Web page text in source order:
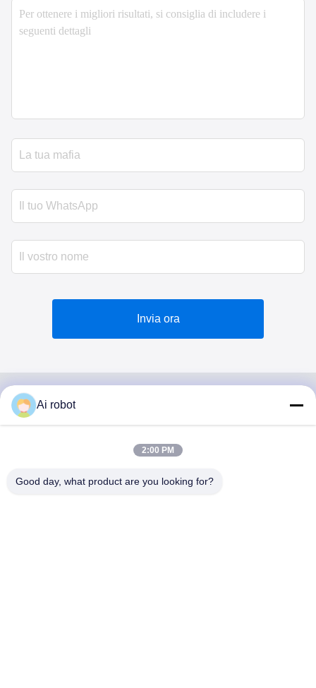
Invia ora
VIVI DENTAI
LABORATORY
Ai robot
2:00 PM
Good day, what product are you looking for?